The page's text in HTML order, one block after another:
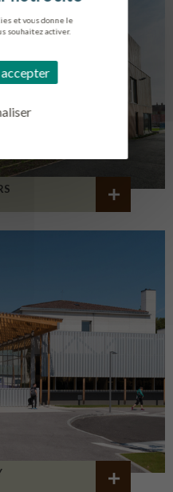
et vous donne le
souhaitez activer.